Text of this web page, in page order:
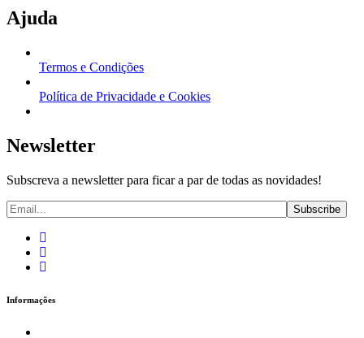
Ajuda
Termos e Condições
Política de Privacidade e Cookies
Newsletter
Subscreva a newsletter para ficar a par de todas as novidades!
Informações